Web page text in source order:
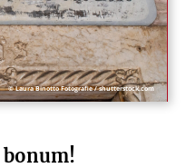
© Laura Binotto Fotografie / shutterstock.com
bonum!